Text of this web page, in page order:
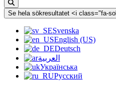
alvesta.se
Se hela sökresultatet <i class="fa-
Svenska
English (US)
Deutsch
العربية
Українська
Русский